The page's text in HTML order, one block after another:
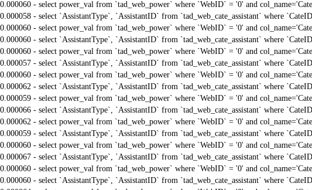
0.000060 - select power_val from `tad_web_power` where `WebID` = '0' and
0.000058 - select `AssistantType`, `AssistantID` from `tad_web_cate_assistant` where
0.000060 - select power_val from `tad_web_power` where `WebID` = '0' and
0.000060 - select `AssistantType`, `AssistantID` from `tad_web_cate_assistant` where
0.000060 - select power_val from `tad_web_power` where `WebID` = '0' and
0.000057 - select `AssistantType`, `AssistantID` from `tad_web_cate_assistant` where
0.000060 - select power_val from `tad_web_power` where `WebID` = '0' and
0.000062 - select `AssistantType`, `AssistantID` from `tad_web_cate_assistant` where
0.000059 - select power_val from `tad_web_power` where `WebID` = '0' and
0.000066 - select `AssistantType`, `AssistantID` from `tad_web_cate_assistant` where
0.000062 - select power_val from `tad_web_power` where `WebID` = '0' and
0.000059 - select `AssistantType`, `AssistantID` from `tad_web_cate_assistant` where
0.000060 - select power_val from `tad_web_power` where `WebID` = '0' and
0.000067 - select `AssistantType`, `AssistantID` from `tad_web_cate_assistant` where
0.000060 - select power_val from `tad_web_power` where `WebID` = '0' and
0.000060 - select `AssistantType`, `AssistantID` from `tad_web_cate_assistant` where